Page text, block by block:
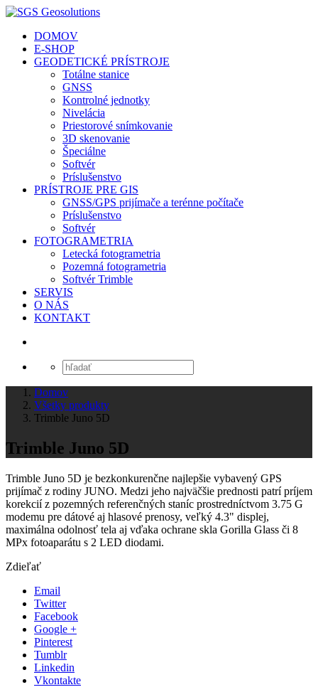
DOMOV
E-SHOP
GEODETICKÉ PRÍSTROJE
Totálne stanice
GNSS
Kontrolné jednotky
Nivelácia
Priestorové snímkovanie
3D skenovanie
Špeciálne
Softvér
Príslušenstvo
PRÍSTROJE PRE GIS
GNSS/GPS prijímače a terénne počítače
Príslušenstvo
Softvér
FOTOGRAMETRIA
Letecká fotogrametria
Pozemná fotogrametria
Softvér Trimble
SERVIS
O NÁS
KONTAKT
Domov
Všetky produkty
Trimble Juno 5D
Trimble Juno 5D
Trimble Juno 5D je bezkonkurenčne najlepšie vybavený GPS
prijímač z rodiny JUNO. Medzi jeho najväčšie prednosti patrí príjem
korekcií z pozemných referenčných staníc prostredníctvom 3.75 G
modemu pre dátové aj hlasové prenosy, veľký 4.3" displej,
maximálna odolnosť tela aj vďaka ochrane skla Gorilla Glass či 8
MPx fotoaparátu s 2 LED diodami.
Zdieľať
Email
Twitter
Facebook
Google +
Pinterest
Tumblr
Linkedin
Vkontakte